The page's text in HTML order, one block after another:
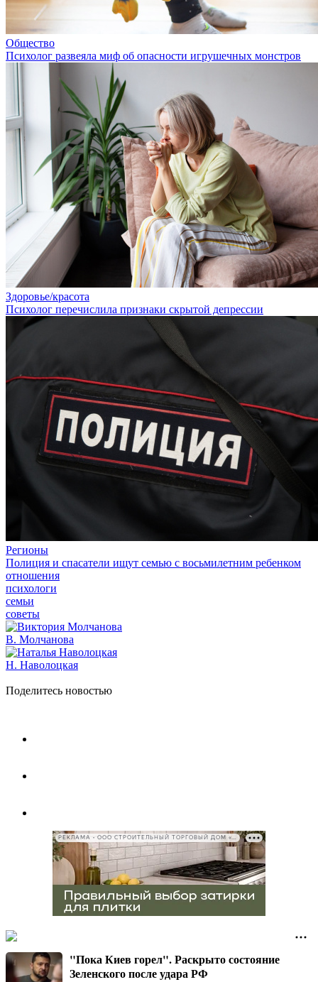
Общество
Психолог развеяла миф об опасности игрушечных монстров
Здоровье/красота
Психолог перечислила признаки скрытой депрессии
Регионы
Полиция и спасатели ищут семью с восьмилетним ребенком
отношения
психологи
семьи
советы
В. Молчанова
Н. Наволоцкая
Поделитесь новостью
РЕКЛАМА • ООО СТРОИТЕЛЬНЫЙ ТОРГОВЫЙ ДОМ «ПЕТРОВИЧ», ИНН 7802348846
"Пока Киев горел". Раскрыто состояние
Зеленского после удара РФ